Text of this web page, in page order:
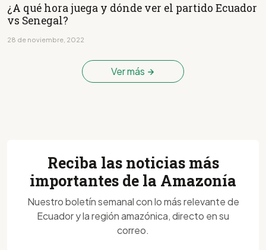
¿A qué hora juega y dónde ver el partido Ecuador
vs Senegal?
28 de noviembre, 2022
Ver más
Reciba las noticias más
importantes de la Amazonía
Nuestro boletín semanal con lo más relevante de
Ecuador y la región amazónica, directo en su
correo.